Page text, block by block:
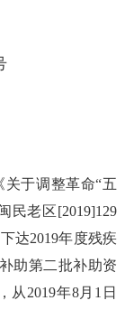
于调整革命“五
民老区[2019]129
达2019年度残疾
助第二批补助资
从2019年8月1日